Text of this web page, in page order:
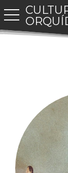
toggle navigation